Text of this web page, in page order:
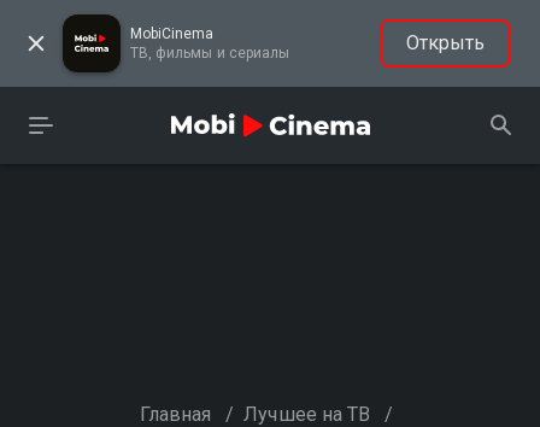
MobiCinema
ТВ, фильмы и сериалы
Открыть
Главная / Лучшее на ТВ /